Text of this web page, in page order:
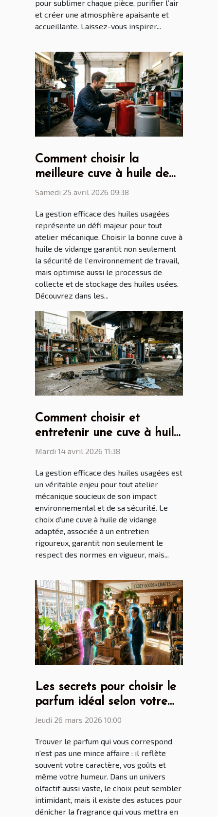
pour sublimer chaque pièce, purifier l’air
et créer une atmosphère apaisante et
accueillante. Laissez-vous inspirer...
Comment choisir la
meilleure cuve à huile de
vidange pour votre atelier
Samedi 25 avril 2026 09:38
La gestion efficace des huiles usagées
représente un défi majeur pour tout
atelier mécanique. Choisir la bonne cuve à
huile de vidange garantit non seulement
la sécurité de l’environnement de travail,
mais optimise aussi le processus de
collecte et de stockage des huiles usées.
Découvrez dans les...
Comment choisir et
entretenir une cuve à huile
de vidange pour son
Mardi 14 avril 2026 11:38
La gestion efficace des huiles usagées est
un véritable enjeu pour tout atelier
mécanique soucieux de son impact
environnemental et de sa sécurité. Le
choix d’une cuve à huile de vidange
adaptée, associée à un entretien
rigoureux, garantit non seulement le
respect des normes en vigueur, mais...
Les secrets pour choisir le
parfum idéal selon votre
personnalité
Jeudi 26 mars 2026 10:00
Trouver le parfum qui vous correspond
n'est pas une mince affaire : il reflète
souvent votre caractère, vos goûts et
même votre humeur. Dans un univers
olfactif aussi vaste, le choix peut sembler
intimidant, mais il existe des astuces pour
dénicher la fragrance qui vous mettra en